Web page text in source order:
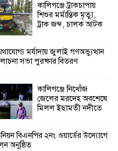
নিখোঁজ জেলের মরদেহ অবশেষে
নদীতে
শ্রীউলা ইউনিয়ন
অনুষ্ঠিত
জলবায়ু সহনশীল জনগোষ্ঠী গঠনে
কালিগঞ্জে ট্রাকচাপায়
শিশুর মর্মান্তিক মৃত্যু,
ট্রাক জব্দ, চালক আটক
মর্যাদায় জুলাই গণঅভ্যুত্থান
সভা পুরষ্কার বিতরণ
কালিগঞ্জে নিখোঁজ
জেলের মরদেহ অবশেষে
মিলল ইছামতী নদীতে
বিএনপির ২নং ওয়ার্ডের উদ্যোগে
অনুষ্ঠিত